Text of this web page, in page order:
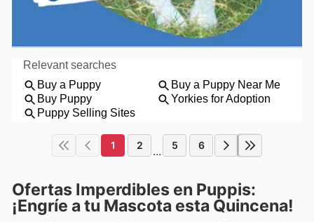
1 2 ... 5 6
Ofertas Imperdibles en Puppis:
¡Engríe a tu Mascota esta Quincena!